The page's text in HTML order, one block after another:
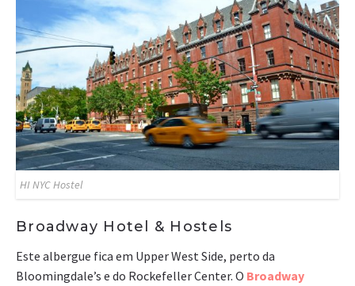
HI NYC Hostel
Broadway Hotel & Hostels
Este albergue fica em Upper West Side, perto da
Bloomingdale’s e do Rockefeller Center. O Broadway